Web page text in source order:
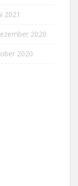
2021
2020
2020